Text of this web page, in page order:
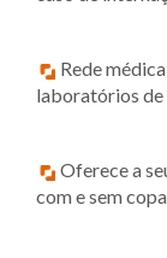
Rede
laboratórios de
Oferece a
com e sem